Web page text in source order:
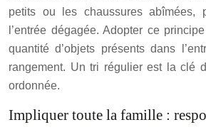
petits ou les chaussures abîmées,
l’entrée dégagée. Adopter ce
quantité d’objets présents dans
rangement. Un tri régulier est la clé
ordonnée.
Impliquer toute la famille :